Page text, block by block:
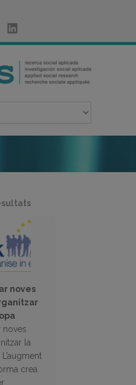
Ordenat
recent
noves
noves
la
crea